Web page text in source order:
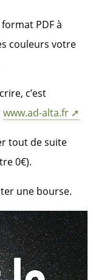
PDF à
couleurs votre
c’est
www.ad-alta.fr
tout de suite
0€).
une bourse.